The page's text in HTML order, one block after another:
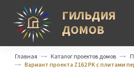
ГИЛЬДИЯ
ДОМОВ
Главная Каталог проектов домов
Вариант проекта Z162 PK с плитами